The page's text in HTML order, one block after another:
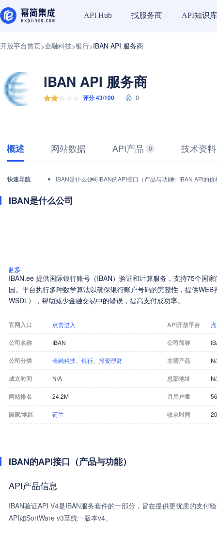
API Hub 找服务商 API知识库
开放平台首页>金融科技>银行>IBAN API 服务商
IBAN API 服务商
评分 43/100 0
概述 网站数据 API产品 0 技术资料
快速导航 IBAN是什么公司IBAN的API接口（产品与功能） IBAN API的
IBAN是什么公司
更多
IBAN.ee 提供国际银行账号（IBAN）验证和计算服务，支持75个国
国。平台执行多种数学算法以确保银行账户号码的完整性，提供
WSDL），帮助减少金融交易中的错误，提高支付成功率。
官网入口 点击进入 API开放平台
公司名称 IBAN 公司简称
公司分类 金融科技 银行 投资理财 主营产品
成立时间 N/A 总部地址
网站排名 24.2M 月用户量 56
国家/地区 荷兰 收录时间
IBAN的API接口（产品与功能）
API产品信息
IBAN验证API V4是IBAN服务套件的一部分，旨在提供更优质的支付
API如SortWare v3至统一版本v4。